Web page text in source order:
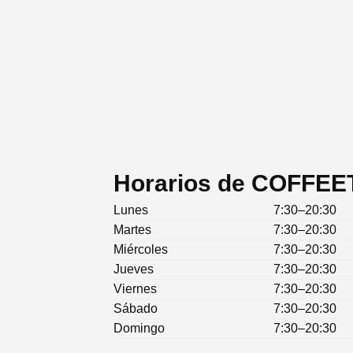
Horarios de
Lunes
7:30–20:30
Martes
7:30–20:30
Miércoles
7:30–20:30
Jueves
7:30–20:30
Viernes
7:30–20:30
Sábado
7:30–20:30
Domingo
7:30–20:30